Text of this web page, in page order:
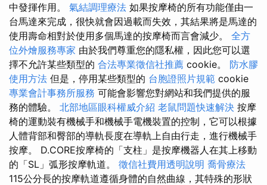
中發揮作用。 氣結調理療法 如果按摩椅的所有功能僅由一
台馬達來完成，很快就會因過載而失效，其結果將是馬達的
使用壽命相對於使用多個馬達的按摩椅而言會減少。 全方
位外燴服務專家 由於我們尊重您的隱私權，因此您可以選
擇不允許某些類型的 合法專業徵信社推薦 cookie。 防水膠
使用方法 但是，停用某些類型的 台胞證照片規範 cookie
專業會計事務所服務 可能會影響您對網站和我們提供的服
務的體驗。 北部地區眼科權威介紹 老鼠問題快速解決 按摩
椅的運動裝有機械手和機械手電機裝置的控制，它可以根據
人體背部和臀部的導軌長度在導軌上自由行走，進行機械手
按摩。 D.CORE按摩椅的「支柱」是按摩機器人在其上移動
的「SL」弧形按摩軌道。 徵信社費用透明說明 喬骨療法
115公分長的按摩軌道遵循身體的自然曲線，其特殊的形狀